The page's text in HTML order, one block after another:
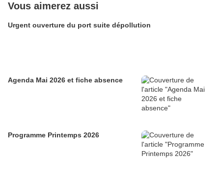
Vous aimerez aussi
Urgent ouverture du port suite dépollution
Agenda Mai 2026 et fiche absence
Programme Printemps 2026